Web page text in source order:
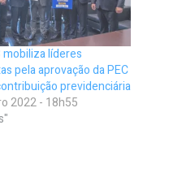
mobiliza líderes
pela aprovação da PEC
previdenciária
2022 - 18h55